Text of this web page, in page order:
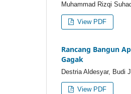
Muhammad Rizqi
View PDF
Rancang Bangun
Gagak
Destria Aldesyar, Budi
View PDF